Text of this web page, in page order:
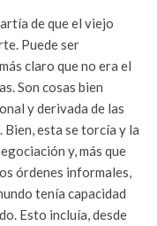
de que el viejo
Puede ser
claro que no era el
Son cosas bien
y derivada de las
Bien, esta se torcía y la
y, más que
órdenes informales,
tenía capacidad
Esto incluía, desde